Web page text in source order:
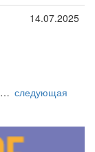
14.07.2025
… следующая